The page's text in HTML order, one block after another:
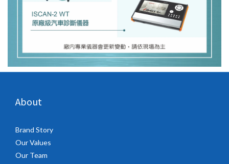
About
Brand Story
Our Values
Our Team